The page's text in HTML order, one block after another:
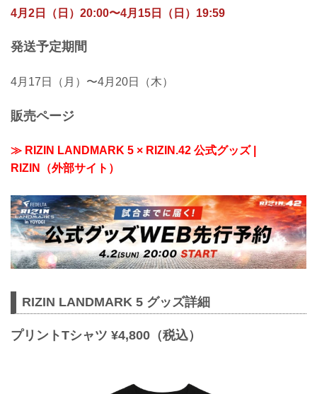
4月2日（日）20:00〜4月15日（日）19:59
発送予定期間
4月17日（月）〜4月20日（木）
販売ページ
≫ RIZIN LANDMARK 5 × RIZIN.42 公式グッズ |
RIZIN（外部サイト）
RIZIN LANDMARK 5 グッズ詳細
プリントTシャツ ¥4,800（税込）